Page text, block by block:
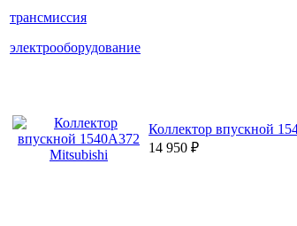
трансмиссия
электрооборудование
Коллектор впускной
14 950 ₽